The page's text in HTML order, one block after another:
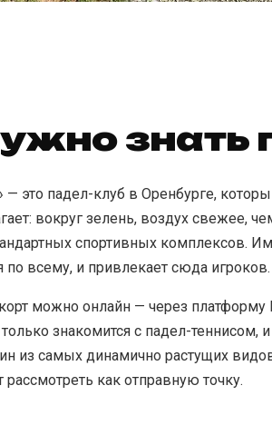
знать
это падел-клуб в Оренбурге,
вокруг зелень, воздух свежее,
спортивных комплексов.
по всему, и привлекает сюда игроков.
можно онлайн — через
знакомится с падел-теннисом,
из самых динамично растущих
рассмотреть как отправную точку.